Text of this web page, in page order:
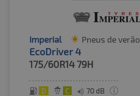
Imperial Pneus de verão
EcoDriver 4
175/60R14 79H
D C 70 dB